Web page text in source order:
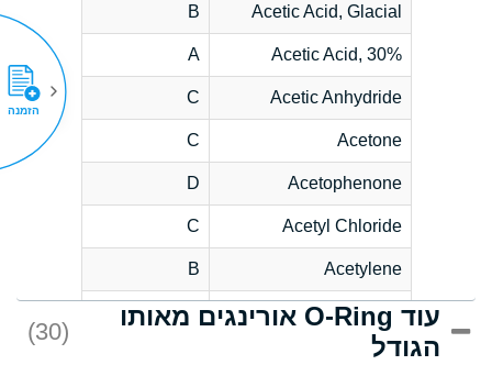
Acetic Acid, Glacial
B
Acetic Acid, 30%
A
Acetic Anhydride
C
Acetone
C
Acetophenone
D
Acetyl Chloride
C
Acetylene
B
Acrlylonitrile
D
Adipic Acid
עוד O-Ring אורינגים מאותו
הגודל
(30)
הזמנה